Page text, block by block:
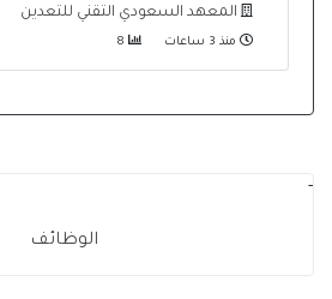
المعهد السعودي التقني للتعدين
منذ 3 ساعات
-
الوظائف